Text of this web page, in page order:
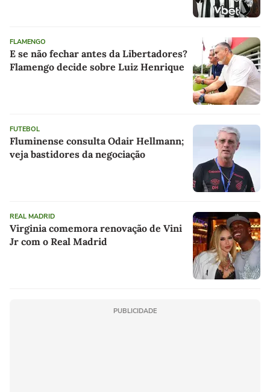
FLAMENGO
E se não fechar antes da Libertadores?
Flamengo decide sobre Luiz Henrique
FUTEBOL
Fluminense consulta Odair Hellmann;
veja bastidores da negociação
REAL MADRID
Virginia comemora renovação de Vini
Jr com o Real Madrid
PUBLICIDADE